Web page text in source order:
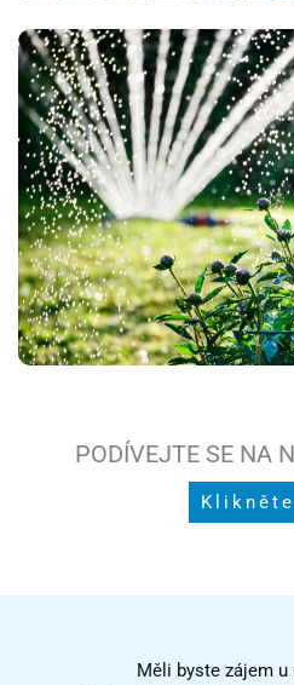
PODÍVEJTE SE NA
Měli byste zájem u